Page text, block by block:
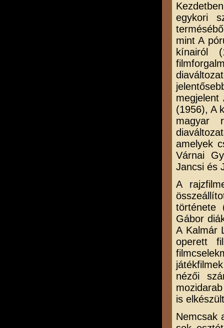
egykori
mint A
kínairól
(1956), A
magyar
amelyek
Várnai
Jancsi és
A
története
Gábor
A Kalmár
operett
nézői
is
Nemcsak